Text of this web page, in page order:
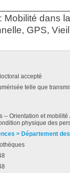
Mobilité dans
GPS,
accepté
telle que
-- Orientation et
physique des
> Département